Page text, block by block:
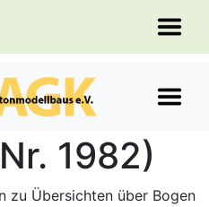
1982)
zu Übersichten über Bogen